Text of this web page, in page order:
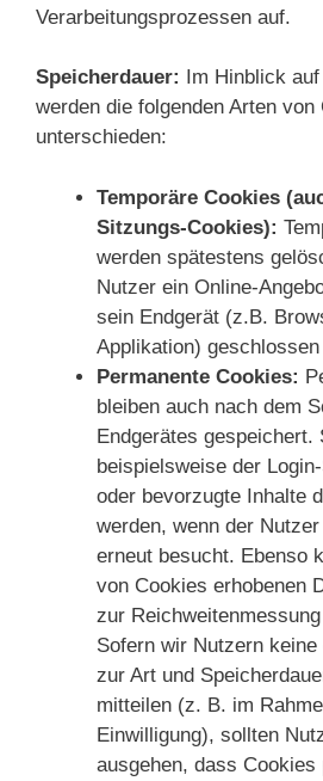
Verarbeitungsprozessen auf.
Speicherdauer: Im Hinblick
werden die folgenden Arten von
unterschieden:
Temporäre Cookies
Sitzungs-Cookies):
werden spätestens
Nutzer ein Online-
sein Endgerät (z.B.
Applikation) geschlossen
Permanente Cookies:
bleiben auch nach dem
Endgerätes gespeichert.
beispielsweise der
oder bevorzugte Inhalte
werden, wenn der
erneut besucht. Ebenso
von Cookies erhobenen
zur
Sofern wir Nutzern
zur Art und
mitteilen (z. B. im
Einwilligung), sollten
ausgehen, dass Cookies